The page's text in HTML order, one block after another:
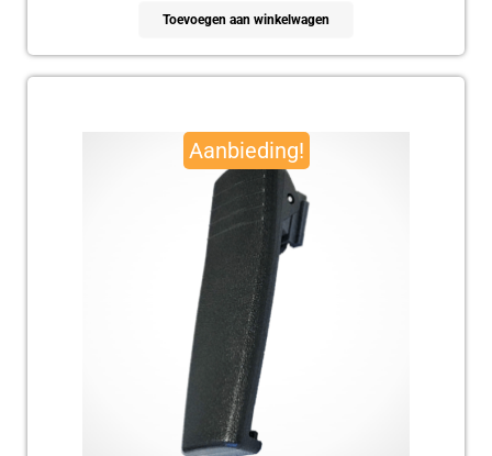
Toevoegen aan winkelwagen
Aanbieding!